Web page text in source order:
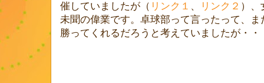
催していましたが（ リンク１ 、 リンク２ ）、
未聞の偉業です。卓球部って言ったって、ま
勝ってくれるだろうと考えていましたが・・